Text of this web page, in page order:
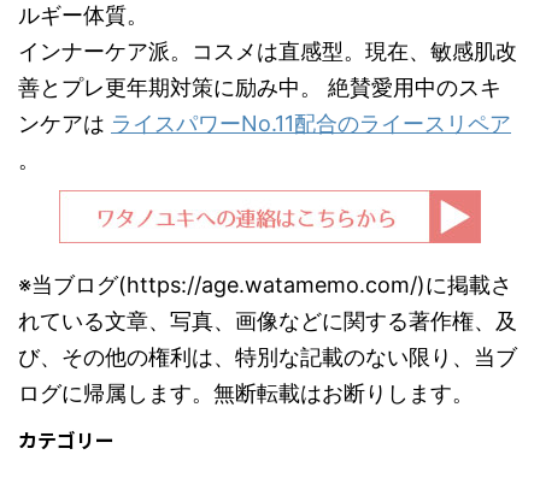
ルギー体質。
インナーケア派。コスメは直感型。現在、敏感肌改
善とプレ更年期対策に励み中。 絶賛愛用中のスキ
ンケアは ライスパワーNo.11配合のライースリペア
。
※当ブログ(https://age.watamemo.com/)に掲載さ
れている文章、写真、画像などに関する著作権、及
び、その他の権利は、特別な記載のない限り、当ブ
ログに帰属します。無断転載はお断りします。
カテゴリー